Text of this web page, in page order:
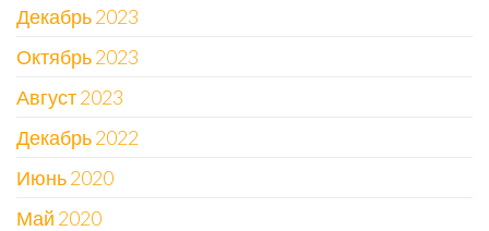
Декабрь 2023
Октябрь 2023
Август 2023
Декабрь 2022
Июнь 2020
Май 2020